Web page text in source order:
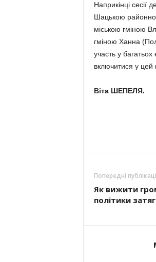
Наприкінці сесії
Шацькою
міською гміною
гміною Ханна
участь у
включитися у цей
Віта ШЕПЕЛЯ.
Попередні
Як вижити
політики